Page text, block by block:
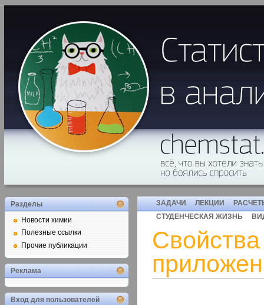
ЗАДАЧИ ЛЕКЦИИ
СТУДЕНЧЕСКАЯ ЖИЗНЬ
Разделы
Новости химии
Полезные ссылки
Прочие публикации
Реклама
Вход для пользователей